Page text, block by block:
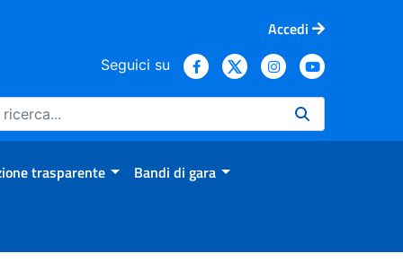
Accedi
Seguici su
trasparente Bandi di gara